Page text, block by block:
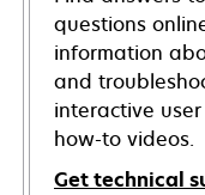
questions
information
and
interactive
how-to videos.
Get technical